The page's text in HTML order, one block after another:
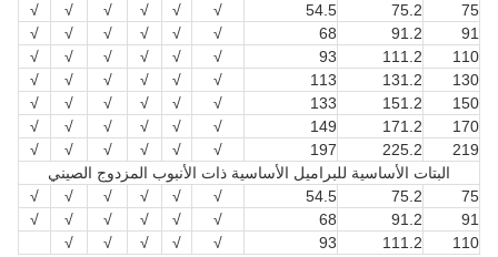
75
75.2
54.5
√
√
√
√
√
√
91
91.2
68
√
√
√
√
√
√
110
111.2
93
√
√
√
√
√
√
130
131.2
113
√
√
√
√
√
√
150
151.2
133
√
√
√
√
√
√
170
171.2
149
√
√
√
√
√
√
219
225.2
197
√
√
√
√
√
√
البتات الأساسية للبراميل الأساسية ذات الأنبوب المزدوج الصيني
75
75.2
54.5
√
√
√
√
√
√
91
91.2
68
√
√
√
√
√
√
110
111.2
93
√
√
√
√
√